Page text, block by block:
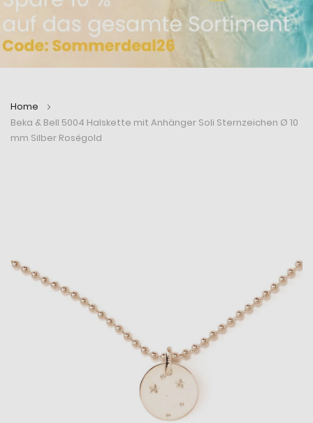
Home
Beka & Bell 5004 Halskette mit Anhänger Soli Sternzeichen Ø 10
mm Silber Roségold